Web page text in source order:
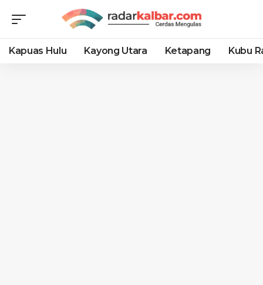
Kapuas Hulu Kayong Utara Ketapang Kubu